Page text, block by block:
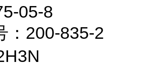
05-8
：200-835-2